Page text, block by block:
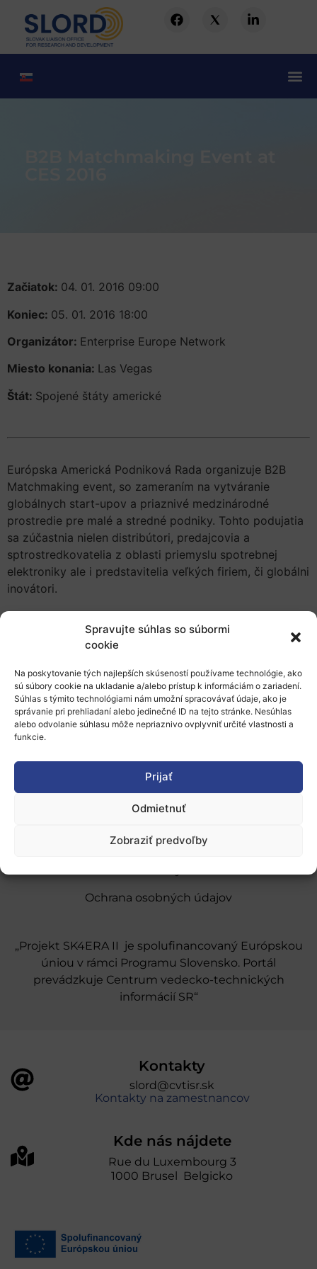
Spravujte súhlas so súbormi
cookie
Na poskytovanie tých najlepších skúseností používame technológie, ako
sú súbory cookie na ukladanie a/alebo prístup k informáciám o zariadení.
Súhlas s týmito technológiami nám umožní spracovávať údaje, ako je
správanie pri prehliadaní alebo jedinečné ID na tejto stránke. Nesúhlas
alebo odvolanie súhlasu môže nepriaznivo ovplyvniť určité vlastnosti a
funkcie.
Prijať
Odmietnuť
Zobraziť predvoľby
Začiatok: 04. 01. 2016 09:00
Koniec: 05. 01. 2016 18:00
Organizátor: Enterprise Europe Network
Miesto konania: Las Vegas
Štát: Spojené štáty americké
Európska Americká Podniková Rada organizuje B2B
Matchmaking event, so zameraním na vytváranie
globálnych start-upov a priaznivé medzinárodné
prostredie pre malé a stredné podniky. Tohto podujatia
sa zúčastnia nielen distribútori, predajcovia a
sptrostredkovatelia z oblasti priemyslu spotrebnej
elektroniky ale i predstavitelia veľkých firiem, či globálni
inovátori.
Viac informácií o podujatí nájdetetu.
Pridať do Google Kalendára
O nás
Financovanie a podpora
Stáže a pobyty
Ochrana osobných údajov
„Projekt SK4ERA II je spolufinancovaný Európskou
úniou v rámci Programu Slovensko. Portál
prevádzkuje Centrum vedecko-technických
informácií SR“
Kontakty
slord@cvtisr.sk
Kontakty na zamestnancov
Kde nás nájdete
Rue du Luxembourg 3
1000 Brusel Belgicko